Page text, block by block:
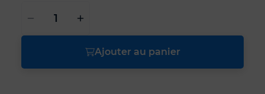
Ajouter au panier